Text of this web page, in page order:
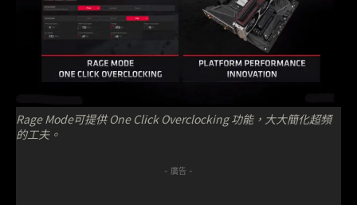
Rage Mode可提供 One Click Overclocking 功能，大大簡化超頻
的工夫。
- 廣告 -